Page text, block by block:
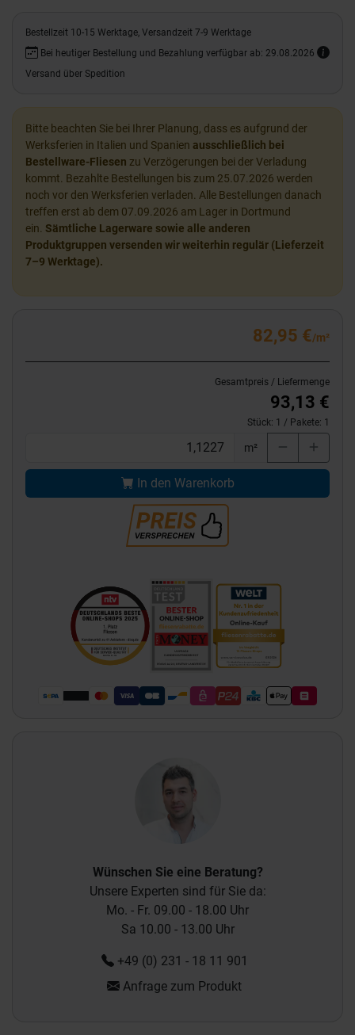
Bestellzeit 10-15 Werktage, Versandzeit 7-9 Werktage
Bei heutiger Bestellung und Bezahlung verfügbar ab: 29.08.2026
Versand über Spedition
Bitte beachten Sie bei Ihrer Planung, dass es aufgrund der
Werksferien in Italien und Spanien ausschließlich bei
Bestellware-Fliesen zu Verzögerungen bei der Verladung
kommt. Bezahlte Bestellungen bis zum 25.07.2026 werden
noch vor den Werksferien verladen. Alle Bestellungen danach
treffen erst ab dem 07.09.2026 am Lager in Dortmund
ein. Sämtliche Lagerware sowie alle anderen
Produktgruppen versenden wir weiterhin regulär (Lieferzeit
7–9 Werktage).
82,95 €/m²
Gesamtpreis / Liefermenge
93,13 €
Stück: 1 / Pakete: 1
m²
In den Warenkorb
Wünschen Sie eine Beratung?
Unsere Experten sind für Sie da:
Mo. - Fr. 09.00 - 18.00 Uhr
Sa 10.00 - 13.00 Uhr
+49 (0) 231 - 18 11 901
Anfrage zum Produkt